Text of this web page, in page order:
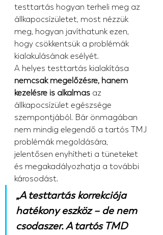
testtartás hogyan terheli meg az
állkapocsízületet, most nézzük
meg, hogyan javíthatunk ezen,
hogy csökkentsük a problémák
kialakulásának esélyét.
A helyes testtartás kialakítása
nemcsak megelőzésre, hanem
kezelésre is alkalmas az
állkapocsízület egészsége
szempontjából. Bár önmagában
nem mindig elegendő a tartós TMJ
problémák megoldására,
jelentősen enyhítheti a tüneteket
és megakadályozhatja a további
károsodást.
„A testtartás korrekciója
hatékony eszköz – de nem
csodaszer. A tartós TMD